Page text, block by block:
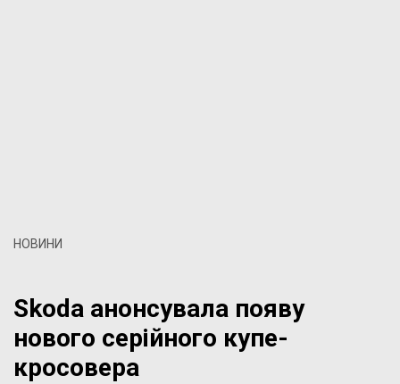
НОВИНИ
Skoda анонсувала появу
нового серійного купе-
кросовера